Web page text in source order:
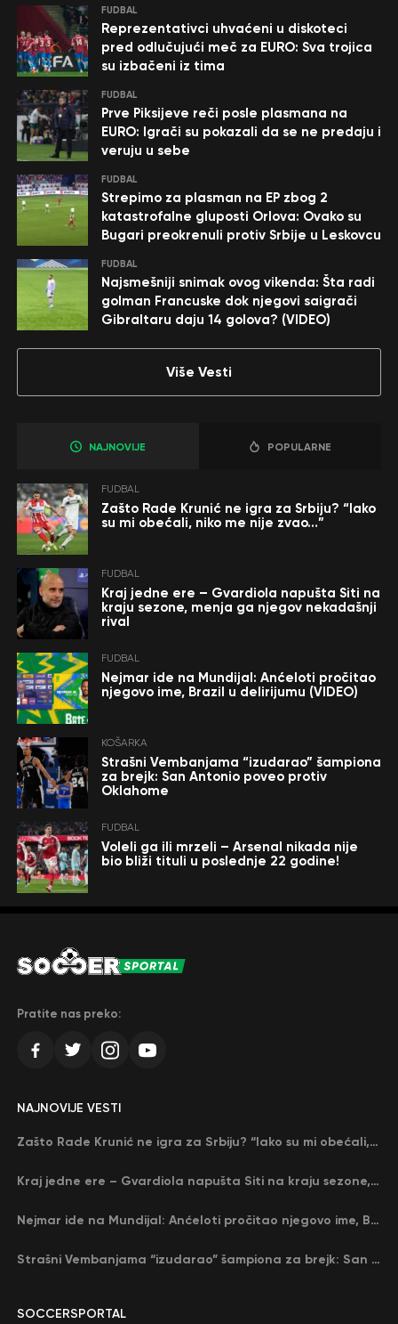
FUDBAL
Reprezentativci uhvaćeni u diskoteci
pred odlučujući meč za EURO: Sva trojica
su izbačeni iz tima
FUDBAL
Prve Piksijeve reči posle plasmana na
EURO: Igrači su pokazali da se ne predaju i
veruju u sebe
FUDBAL
Strepimo za plasman na EP zbog 2
katastrofalne gluposti Orlova: Ovako su
Bugari preokrenuli protiv Srbije u Leskovcu
FUDBAL
Najsmešniji snimak ovog vikenda: Šta radi
golman Francuske dok njegovi saigrači
Gibraltaru daju 14 golova? (VIDEO)
Više Vesti
NAJNOVIJE POPULARNE
FUDBAL
Zašto Rade Krunić ne igra za Srbiju? “Iako
su mi obećali, niko me nije zvao…”
FUDBAL
Kraj jedne ere – Gvardiola napušta Siti na
kraju sezone, menja ga njegov nekadašnji
rival
FUDBAL
Nejmar ide na Mundijal: Anćeloti pročitao
njegovo ime, Brazil u delirijumu (VIDEO)
KOŠARKA
Strašni Vembanjama “izudarao” šampiona
za brejk: San Antonio poveo protiv
Oklahome
FUDBAL
Voleli ga ili mrzeli – Arsenal nikada nije
bio bliži tituli u poslednje 22 godine!
Pratite nas preko:
SOCCERSPORTAL
NAJNOVIJE VESTI
Zašto Rade Krunić ne igra za Srbiju? “Iako su mi obećali, niko me nije zvao…”
Kraj jedne ere – Gvardiola napušta Siti na kraju sezone, menja ga njegov nekadašnji rival
Nejmar ide na Mundijal: Anćeloti pročitao njegovo ime, Brazil u delirijumu (VIDEO)
Strašni Vembanjama “izudarao” šampiona za brejk: San Antonio poveo protiv Oklahome